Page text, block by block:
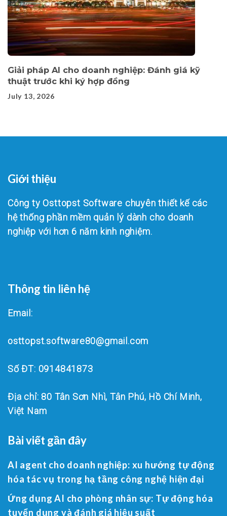
Giải pháp AI cho doanh nghiệp: Đánh giá kỹ
thuật trước khi ký hợp đồng
July 13, 2026
Giới thiệu
Công ty Osttopst Software chuyên thiết kế các
hệ thống phần mềm quản lý dành cho doanh
nghiệp với hơn 6 năm kinh nghiệm.
Thông tin liên hệ
Email:
osttopst.software80@gmail.com
Số ĐT: 0914841873
Địa chỉ: 80 Tân Sơn Nhì, Tân Phú, Hồ Chí Minh,
Việt Nam
Bài viết gần đây
AI agent cho doanh nghiệp: xu hướng tự động
hóa tác vụ trong hạ tầng công nghệ hiện đại
Ứng dụng AI cho phòng nhân sự: Tự động hóa
tuyển dụng và đánh giá hiệu suất